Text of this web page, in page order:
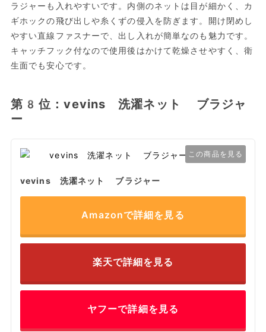
ラジャーも入れやすいです。内側のネットは目が細かく、カ
ギホックの飛び出しや糸くずの侵入を防ぎます。開け閉めし
やすい直線ファスナーで、出し入れが簡単なのも魅力です。
キャッチフック付なので使用後はかけて乾燥させやすく、衛
生面でも安心です。
第8位：vevins 洗濯ネット ブラジャ
ー
この商品を見る
vevins 洗濯ネット ブラジャー
Amazonで詳細を見る
楽天で詳細を見る
ヤフーで詳細を見る